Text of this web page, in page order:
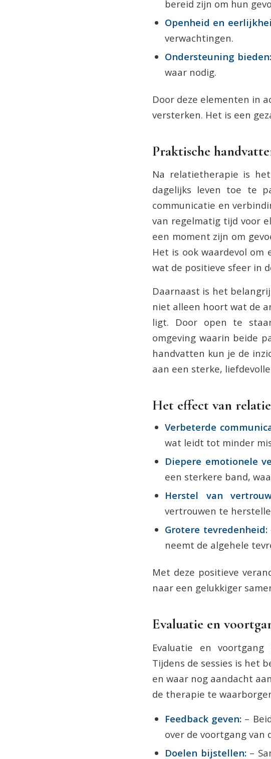
bereid zijn om hun
Openheid en
verwachtingen.
Ondersteuning bieden:
waar nodig.
Door deze elementen in
versterken. Het is een
Praktische
Na relatietherapie is
dagelijks leven toe te
communicatie en
van regelmatig tijd voor
een moment zijn om
Het is ook waardevol
wat de positieve sfeer in
Daarnaast is het
niet alleen hoort wat de
ligt. Door open te
omgeving waarin beide
handvatten kun je de
aan een sterke,
Het effect van
Verbeterde
wat leidt tot minder
Diepere emotionele
een sterkere band,
Herstel van
vertrouwen te
Grotere tevredenheid:
neemt de algehele
Met deze positieve
naar een gelukkiger
Evaluatie en
Evaluatie en
Tijdens de sessies is het
en waar nog aandacht
de therapie te
Feedback geven: –
over de voortgang van
Doelen bijstellen:–